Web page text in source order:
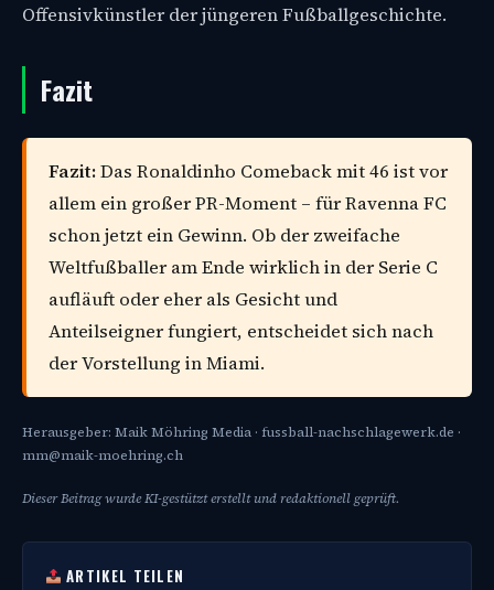
Offensivkünstler der jüngeren Fußballgeschichte.
Fazit
Fazit:Das Ronaldinho Comeback mit 46 ist vor
allem ein großer PR-Moment – für Ravenna FC
schon jetzt ein Gewinn. Ob der zweifache
Weltfußballer am Ende wirklich in der Serie C
aufläuft oder eher als Gesicht und
Anteilseigner fungiert, entscheidet sich nach
der Vorstellung in Miami.
Herausgeber: Maik Möhring Media · fussball-nachschlagewerk.de ·
mm@maik-moehring.ch
Dieser Beitrag wurde KI-gestützt erstellt und redaktionell geprüft.
ARTIKEL TEILEN